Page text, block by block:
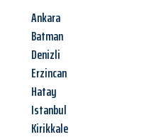
Ankara
Batman
Denizli
Erzincan
Hatay
Istanbul
Kirikkale